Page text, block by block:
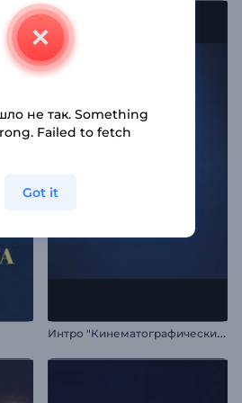
И
нтро "Кинематографический блеск"
не так. Something
Failed to fetch
Got it